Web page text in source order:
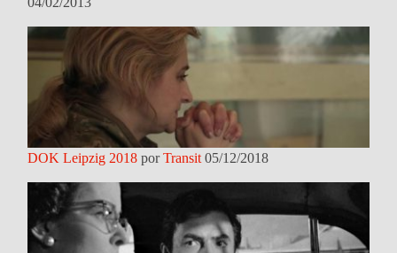
DOK Leipzig 2018 porTransit 05/12/2018